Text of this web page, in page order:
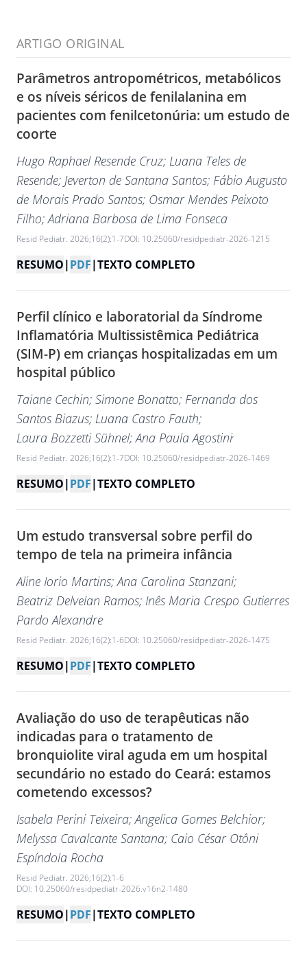
ARTIGO ORIGINAL
Parâmetros antropométricos, metabólicos
e os níveis séricos de fenilalanina em
pacientes com fenilcetonúria: um estudo de
coorte
Hugo Raphael Resende Cruz; Luana Teles de
Resende; Jeverton de Santana Santos; Fábio Augusto
de Morais Prado Santos; Osmar Mendes Peixoto
Filho; Adriana Barbosa de Lima Fonseca
Resid Pediatr. 2026;16(2):1-7DOI: 10.25060/residpediatr-2026-1215
RESUMO|PDF|TEXTO COMPLETO
Perfil clínico e laboratorial da Síndrome
Inflamatória Multissistêmica Pediátrica
(SIM-P) em crianças hospitalizadas em um
hospital público
Taiane Cechin; Simone Bonatto; Fernanda dos
Santos Biazus; Luana Castro Fauth;
Laura Bozzetti Sühnel; Ana Paula Agostini,
Resid Pediatr. 2026;16(2):1-7DOI: 10.25060/residpediatr-2026-1469
RESUMO|PDF|TEXTO COMPLETO
Um estudo transversal sobre perfil do
tempo de tela na primeira infância
Aline Iorio Martins; Ana Carolina Stanzani;
Beatriz Delvelan Ramos; Inês Maria Crespo Gutierres
Pardo Alexandre
Resid Pediatr. 2026;16(2):1-6DOI: 10.25060/residpediatr-2026-1475
RESUMO|PDF|TEXTO COMPLETO
Avaliação do uso de terapêuticas não
indicadas para o tratamento de
bronquiolite viral aguda em um hospital
secundário no estado do Ceará: estamos
cometendo excessos?
Isabela Perini Teixeira; Angelica Gomes Belchior;
Melyssa Cavalcante Santana; Caio César Otôni
Espíndola Rocha
Resid Pediatr. 2026;16(2):1-6
DOI: 10.25060/residpediatr-2026.v16n2-1480
RESUMO|PDF|TEXTO COMPLETO